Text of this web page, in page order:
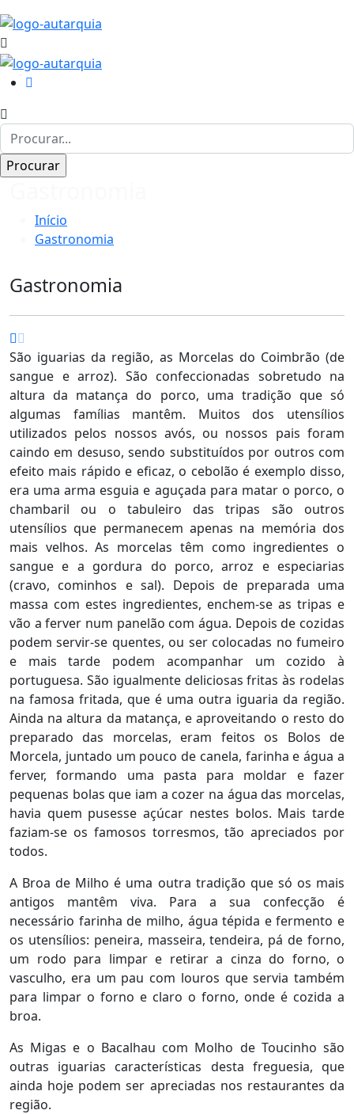
Início
Gastronomia
Gastronomia
São iguarias da região, as Morcelas do Coimbrão (de
sangue e arroz). São confeccionadas sobretudo na
altura da matança do porco, uma tradição que só
algumas famílias mantêm. Muitos dos utensílios
utilizados pelos nossos avós, ou nossos pais foram
caindo em desuso, sendo substituídos por outros com
efeito mais rápido e eficaz, o cebolão é exemplo disso,
era uma arma esguia e aguçada para matar o porco, o
chambaril ou o tabuleiro das tripas são outros
utensílios que permanecem apenas na memória dos
mais velhos. As morcelas têm como ingredientes o
sangue e a gordura do porco, arroz e especiarias
(cravo, cominhos e sal). Depois de preparada uma
massa com estes ingredientes, enchem-se as tripas e
vão a ferver num panelão com água. Depois de cozidas
podem servir-se quentes, ou ser colocadas no fumeiro
e mais tarde podem acompanhar um cozido à
portuguesa. São igualmente deliciosas fritas às rodelas
na famosa fritada, que é uma outra iguaria da região.
Ainda na altura da matança, e aproveitando o resto do
preparado das morcelas, eram feitos os Bolos de
Morcela, juntado um pouco de canela, farinha e água a
ferver, formando uma pasta para moldar e fazer
pequenas bolas que iam a cozer na água das morcelas,
havia quem pusesse açúcar nestes bolos. Mais tarde
faziam-se os famosos torresmos, tão apreciados por
todos.
A Broa de Milho é uma outra tradição que só os mais
antigos mantêm viva. Para a sua confecção é
necessário farinha de milho, água tépida e fermento e
os utensílios: peneira, masseira, tendeira, pá de forno,
um rodo para limpar e retirar a cinza do forno, o
vasculho, era um pau com louros que servia também
para limpar o forno e claro o forno, onde é cozida a
broa.
As Migas e o Bacalhau com Molho de Toucinho são
outras iguarias características desta freguesia, que
ainda hoje podem ser apreciadas nos restaurantes da
região.